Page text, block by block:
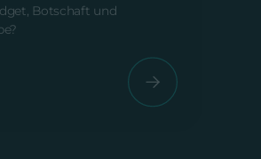
Botschaft und